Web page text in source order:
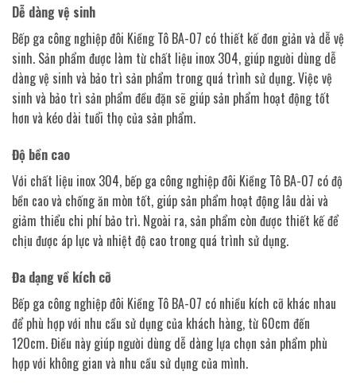
Dễ dàng vệ sinh
Bếp ga công nghiệp đôi Kiềng Tô BA-07 có thiết kế đơn giản và dễ vệ
sinh. Sản phẩm được làm từ chất liệu inox 304, giúp người dùng dễ
dàng vệ sinh và bảo trì sản phẩm trong quá trình sử dụng. Việc vệ
sinh và bảo trì sản phẩm đều đặn sẽ giúp sản phẩm hoạt động tốt
hơn và kéo dài tuổi thọ của sản phẩm.
Độ bền cao
Với chất liệu inox 304, bếp ga công nghiệp đôi Kiềng Tô BA-07 có độ
bền cao và chống ăn mòn tốt, giúp sản phẩm hoạt động lâu dài và
giảm thiểu chi phí bảo trì. Ngoài ra, sản phẩm còn được thiết kế để
chịu được áp lực và nhiệt độ cao trong quá trình sử dụng.
Đa dạng về kích cỡ
Bếp ga công nghiệp đôi Kiềng Tô BA-07 có nhiều kích cỡ khác nhau
để phù hợp với nhu cầu sử dụng của khách hàng, từ 60cm đến
120cm. Điều này giúp người dùng dễ dàng lựa chọn sản phẩm phù
hợp với không gian và nhu cầu sử dụng của mình.